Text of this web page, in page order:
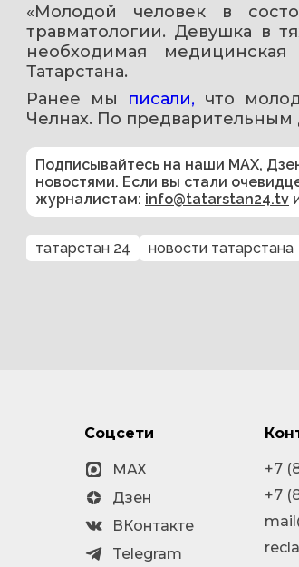
«Молодой человек в
травматологии. Девушка в
необходимая
Татарстана.
Ранее мы писали, что
Челнах. По
Подписывайтесь на наши MAX,
новостями. Если вы стали
журналистам: info@tatarstan24.tv
татарстан 24 новости татарстана
Соцсети
MAX
Дзен
ВКонтакте
Telegram
+7
+7